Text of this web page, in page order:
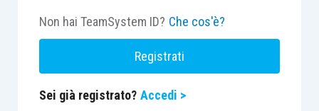
Non hai TeamSystem ID? Che cos'è?
Registrati
Sei già registrato? Accedi >